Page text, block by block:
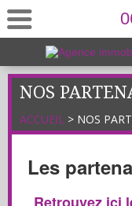
NOS
ACCUEIL > NOS
Les